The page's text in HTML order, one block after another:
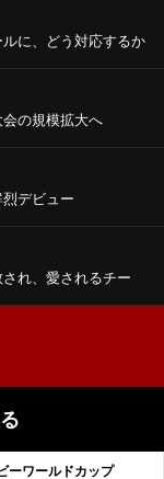
に、どう対応するか
の規模拡大へ
デビュー
れ、愛されるチー
、遠のいた夢」
ーワールドカップ